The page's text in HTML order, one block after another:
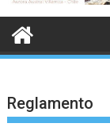
Reglamento